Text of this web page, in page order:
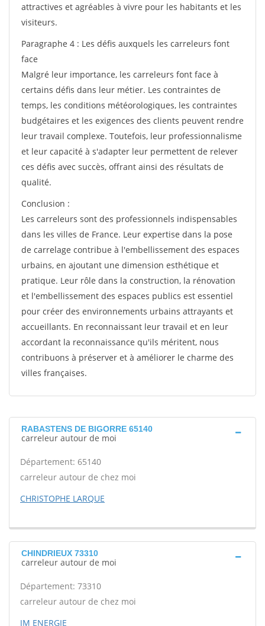
attractives et agréables à vivre pour les habitants et les
visiteurs.
Paragraphe 4 : Les défis auxquels les carreleurs font
face
Malgré leur importance, les carreleurs font face à
certains défis dans leur métier. Les contraintes de
temps, les conditions météorologiques, les contraintes
budgétaires et les exigences des clients peuvent rendre
leur travail complexe. Toutefois, leur professionnalisme
et leur capacité à s'adapter leur permettent de relever
ces défis avec succès, offrant ainsi des résultats de
qualité.
Conclusion :
Les carreleurs sont des professionnels indispensables
dans les villes de France. Leur expertise dans la pose
de carrelage contribue à l'embellissement des espaces
urbains, en ajoutant une dimension esthétique et
pratique. Leur rôle dans la construction, la rénovation
et l'embellissement des espaces publics est essentiel
pour créer des environnements urbains attrayants et
accueillants. En reconnaissant leur travail et en leur
accordant la reconnaissance qu'ils méritent, nous
contribuons à préserver et à améliorer le charme des
villes françaises.
RABASTENS DE BIGORRE 65140
carreleur autour de moi
Département: 65140
carreleur autour de chez moi
CHRISTOPHE LARQUE
CHINDRIEUX 73310
carreleur autour de moi
Département: 73310
carreleur autour de chez moi
JM ENERGIE